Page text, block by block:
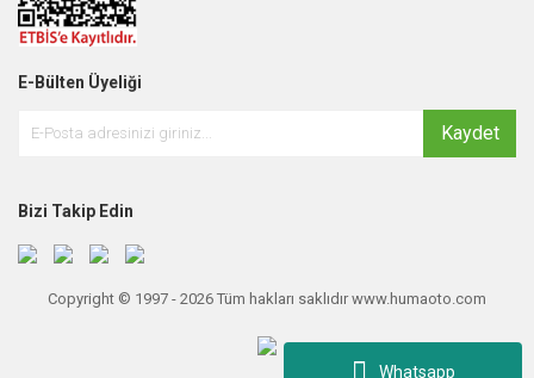
Whatsapp
E-Bülten Üyeliği
Kaydet
Bizi Takip Edin
Copyright © 1997 - 2026 Tüm hakları saklıdır www.humaoto.com